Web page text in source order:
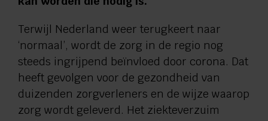
Terwijl Nederland weer terugkeert naar
‘normaal’, wordt de zorg in de regio nog
steeds ingrijpend beïnvloed door corona. Dat
heeft gevolgen voor de gezondheid van
duizenden zorgverleners en de wijze waarop
zorg wordt geleverd. Het ziekteverzuim